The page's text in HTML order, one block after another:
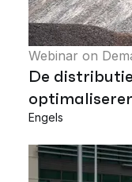
Webinar on
De
Engels